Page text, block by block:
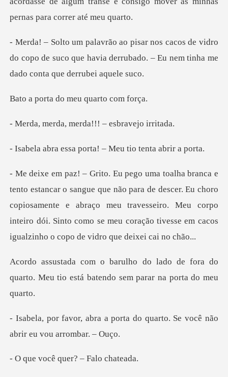
e vidro
do copo de suco que havia derrubado. – Eu
do meu quar
merda!!! – esb
porta! – Meu tio t
ra de descer. Eu choro
copiosamente e abraço meu travesseiro. Meu corpo
inteiro dói. Sinto
o de fora do
quarto. Meu tio está bat
porta do quarto. Se você não
ê quer? – F